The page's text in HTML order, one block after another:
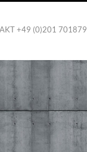
+49 (0)201 701879